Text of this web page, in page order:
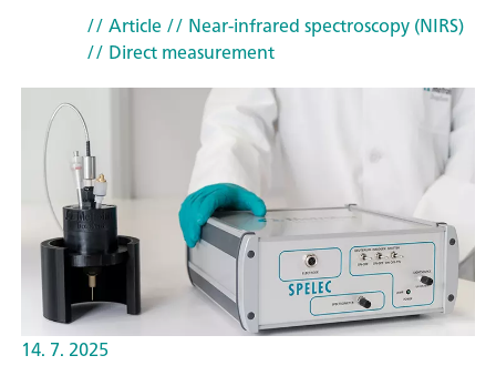
// Article// Near-infrared spectroscopy (NIRS)
// Direct measurement
14. 7. 2025